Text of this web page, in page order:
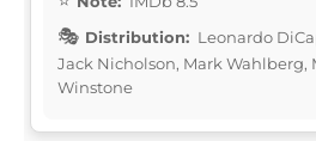
Distribution: Leonardo
Jack Nicholson, Mark Wahlberg,
Winstone